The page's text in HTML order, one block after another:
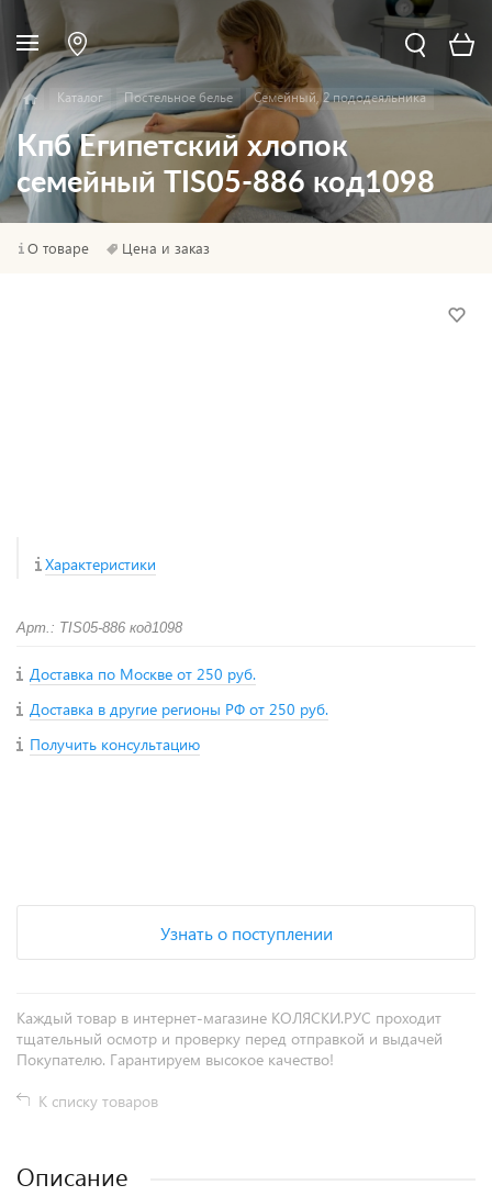
Каталог Постельное белье Семейный, 2 пододеяльника
Кпб Египетский хлопок
семейный TIS05-886 код1098
О товаре Цена и заказ
Характеристики
Арт.: TIS05-886 код1098
Доставка по Москве от 250 руб.
Доставка в другие регионы РФ от 250 руб.
Получить консультацию
Узнать о поступлении
Каждый товар в интернет-магазине КОЛЯСКИ.РУС проходит
тщательный осмотр и проверку перед отправкой и выдачей
Покупателю. Гарантируем высокое качество!
К списку товаров
Описание